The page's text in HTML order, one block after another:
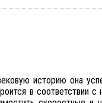
историю она
в соответствии с